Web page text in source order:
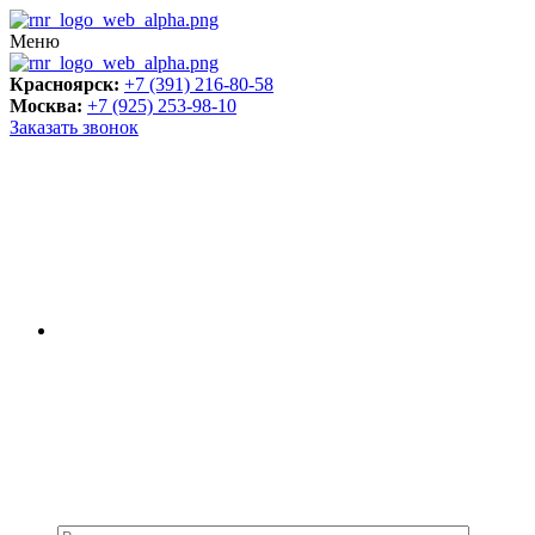
Меню
Красноярск: +7 (391) 216-80-58
Москва: +7 (925) 253-98-10
Заказать звонок